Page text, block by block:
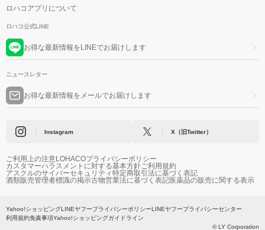
ロハコアプリについて
ロハコ公式LINE
お得な最新情報をLINEでお届けします
ニュースレター
お得な最新情報をメールでお届けします
Instagram X（旧Twitter）
ご利用上の注意LOHACOプライバシーポリシー
カスタマーハラスメントに対する基本方針ご利用規約
アスクルのサイバーセキュリティ特定商取引法に基づく表記
酒類販売管理者標識の掲示古物営業法に基づく表記医薬品の販売に関する表示
Yahoo!ショッピングLINEヤフープライバシーポリシーLINEヤフープライバシーセンター
利用規約免責事項Yahoo!ショッピングガイドライン
© LY Corporation